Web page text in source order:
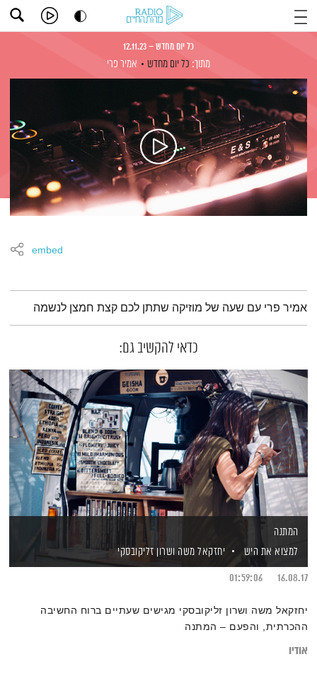
כל יום מחדש – 12.11.23
מתוך: כל יום מחדש אמיר פרי
embed
תמצית הפודקאסט
אמיר פרי עם שעה של מוזיקה שתתן לכם קצת חמצן לנשמה
כדאי להקשיב גם:
המתנה
למצוא את היש
יחזקאל משה ושרון זליקובסקי
16.08.17
01:59:06
יחזקאל משה ושרון זליקובסקי מגישים שעתיים ברוח החשיבה
ההכרתית, והפעם – המתנה
אודיו